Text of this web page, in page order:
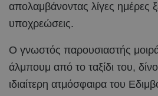
απολαμβάνοντας λίγες ημέρες
υποχρεώσεις.
Ο γνωστός παρουσιαστής
άλμπουμ από το ταξίδι του,
ιδιαίτερη ατμόσφαιρα του